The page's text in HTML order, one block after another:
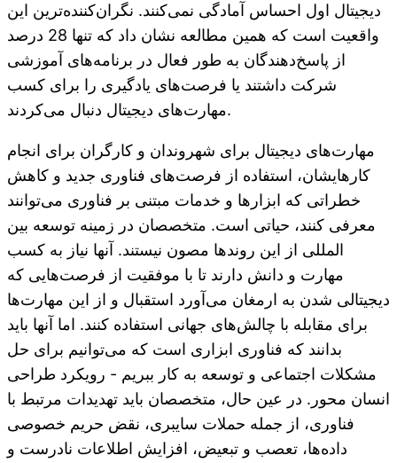
دیجیتال اول احساس آمادگی نمی‌کنند. نگران‌کننده‌ترین این
واقعیت است که همین مطالعه نشان داد که تنها 28 درصد
از پاسخ‌دهندگان به طور فعال در برنامه‌های آموزشی
شرکت داشتند یا فرصت‌های یادگیری را برای کسب
مهارت‌های دیجیتال دنبال می‌کردند.
مهارت‌های دیجیتال برای شهروندان و کارگران برای انجام
کارهایشان، استفاده از فرصت‌های فناوری جدید و کاهش
خطراتی که ابزارها و خدمات مبتنی بر فناوری می‌توانند
معرفی کنند، حیاتی است. متخصصان در زمینه توسعه بین
المللی از این روندها مصون نیستند. آنها نیاز به کسب
مهارت‌ و دانش دارند تا با موفقیت از فرصت‌هایی که
دیجیتالی شدن به ارمغان می‌آورد استقبال و از این مهارت‌ها
برای مقابله با چالش‌های جهانی استفاده کنند. اما آنها باید
بدانند که فناوری ابزاری است که می‌توانیم برای حل
مشکلات اجتماعی و توسعه به کار ببریم - رویکرد طراحی
انسان محور. در عین حال، متخصصان باید تهدیدات مرتبط با
فناوری، از جمله حملات سایبری، نقض حریم خصوصی
داده‌ها، تعصب و تبعیض، افزایش اطلاعات نادرست و